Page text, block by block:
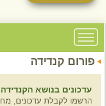
פורום קנדידה
עדכונים בנושא הקנדידה
הרשמו לקבלת עדכונים,